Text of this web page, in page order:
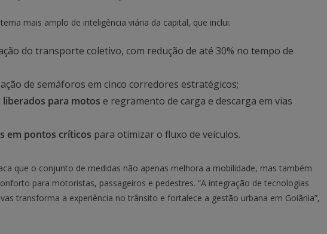
mais amplo de inteligência viária da capital, que inclui:
do transporte coletivo, com redução de até 30% no tempo de
de semáforos em cinco corredores estratégicos;
para motos e regramento de carga e descarga em vias
em pontos críticos para otimizar o fluxo de veículos.
que o conjunto de medidas não apenas melhora a mobilidade, mas também
para motoristas, passageiros e pedestres. “A integração de tecnologias
transforma a experiência no trânsito e fortalece a gestão urbana em Goiânia”,